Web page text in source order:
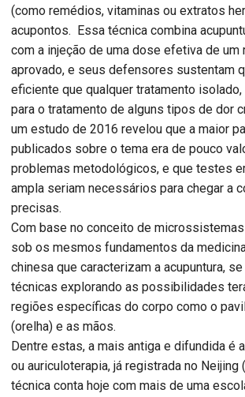
(como remédios, vitaminas ou extratos
acupontos. Essa técnica combina
com a injeção de uma dose efetiva de um
aprovado, e seus defensores sustentam
eficiente que qualquer tratamento
para o tratamento de alguns tipos de dor
um estudo de 2016 revelou que a maior
publicados sobre o tema era de pouco
problemas metodológicos, e que testes
ampla seriam necessários para chegar a
precisas.
Com base no conceito de
sob os mesmos fundamentos da
chinesa que caracterizam a acupuntura,
técnicas explorando as possibilidades
regiões específicas do corpo como o
(orelha) e as mãos.
Dentre estas, a mais antiga e difundida é
ou auriculoterapia, já registrada no Neijing
técnica conta hoje com mais de uma